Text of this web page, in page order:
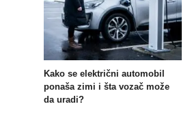
Kako se električni automobil
ponaša zimi i šta vozač može
da uradi?